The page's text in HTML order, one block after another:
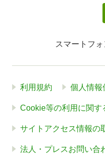
スマートフォ
利用規約 個人情報
Cookie等の利用に関す
サイトアクセス情報の
法人・プレスお問い合